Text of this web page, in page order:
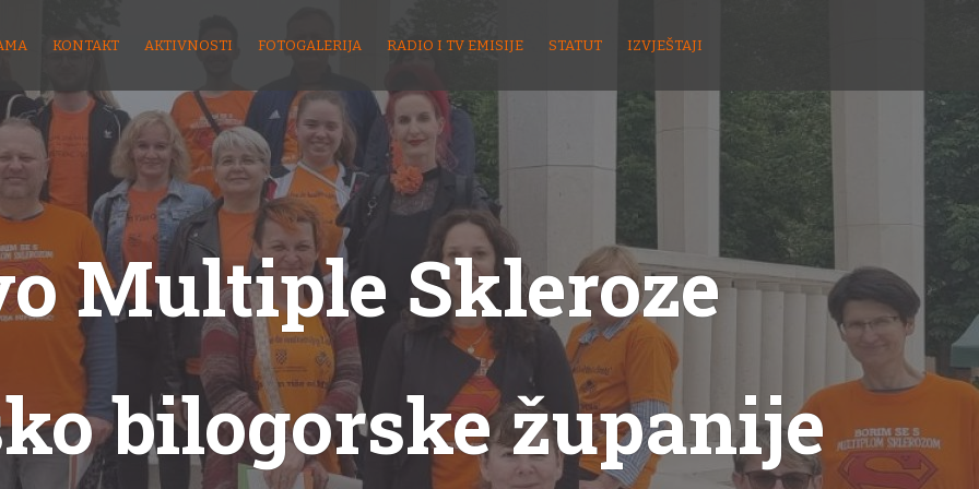
KONTAKT AKTIVNOSTI FOTOGALERIJA RADIO I TV EMISIJE STATUT IZVJEŠTAJI
Multiple Skleroze
bilogorske županije